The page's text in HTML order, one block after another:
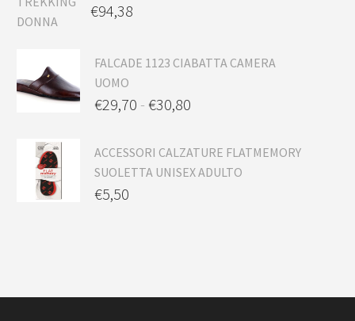
€94,38
FALCADE 1123 CIABATTA CAMERA
UOMO
€29,70 - €30,80
ACCESSORI CALZATURE FLATMEMORY
SUOLETTA UNISEX ADULTO
€5,50